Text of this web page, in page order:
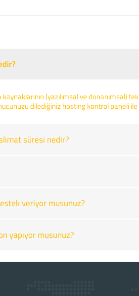
(yazılımsal ve donanımsal)
dilediğiniz hosting kontrol paneli
süresi nedir?
veriyor musunuz?
yapıyor musunuz?